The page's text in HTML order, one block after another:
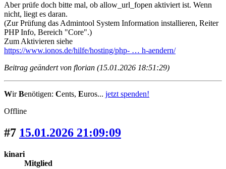
Aber prüfe doch bitte mal, ob allow_url_fopen aktiviert ist. Wenn
nicht, liegt es daran.
(Zur Prüfung das Admintool System Information installieren, Reiter
PHP Info, Bereich "Core".)
Zum Aktivieren siehe
https://www.ionos.de/hilfe/hosting/php- … h-aendern/
Beitrag geändert von florian (15.01.2026 18:51:29)
WirBenötigen: Cents, Euros... jetzt spenden!
Offline
#7 15.01.2026 21:09:09
kinari
Mitglied